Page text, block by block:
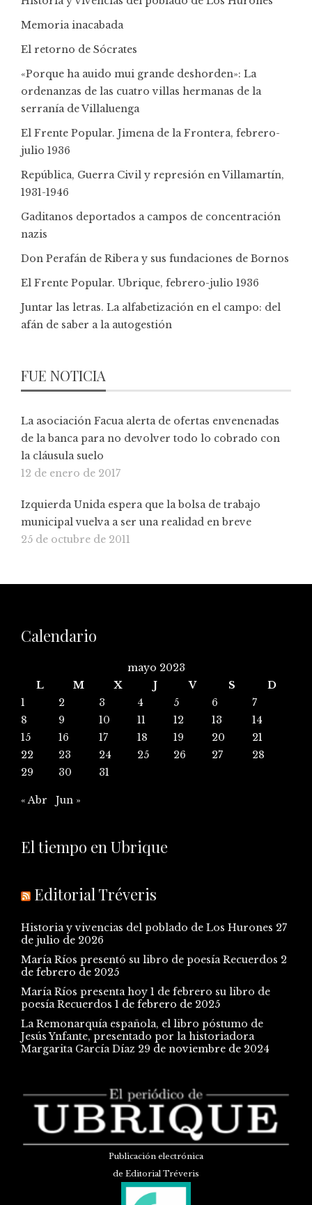
Memoria inacabada
El retorno de Sócrates
«Porque ha auido mui grande deshorden»: La
ordenanzas de las cuatro villas hermanas de la
serranía de Villaluenga
El Frente Popular. Jimena de la Frontera, febrero-
julio 1936
República, Guerra Civil y represión en Villamartín,
1931-1946
Gaditanos deportados a campos de concentración
nazis
Don Perafán de Ribera y sus fundaciones de Bornos
El Frente Popular. Ubrique, febrero-julio 1936
Juntar las letras. La alfabetización en el campo: del
afán de saber a la autogestión
FUE NOTICIA
La asociación Facua alerta de ofertas envenenadas
de la banca para no devolver todo lo cobrado con
la cláusula suelo
12 de enero de 2017
Izquierda Unida espera que la bolsa de trabajo
municipal vuelva a ser una realidad en breve
25 de octubre de 2011
Calendario
mayo 2023
L
M X J V S
D
1
2 3 4 5 6
7
8
9 10 11 12 13
14
15
16 17 18 19 20
21
22
23 24 25 26 27
28
29
30 31
« Abr Jun »
El tiempo en Ubrique
Editorial Tréveris
Historia y vivencias del poblado de Los Hurones 27
de julio de 2026
María Ríos presentó su libro de poesía Recuerdos 2
de febrero de 2025
María Ríos presenta hoy 1 de febrero su libro de
poesía Recuerdos 1 de febrero de 2025
La Remonarquía española, el libro póstumo de
Jesús Ynfante, presentado por la historiadora
Margarita García Díaz 29 de noviembre de 2024
Publicación electrónica
de Editorial Tréveris